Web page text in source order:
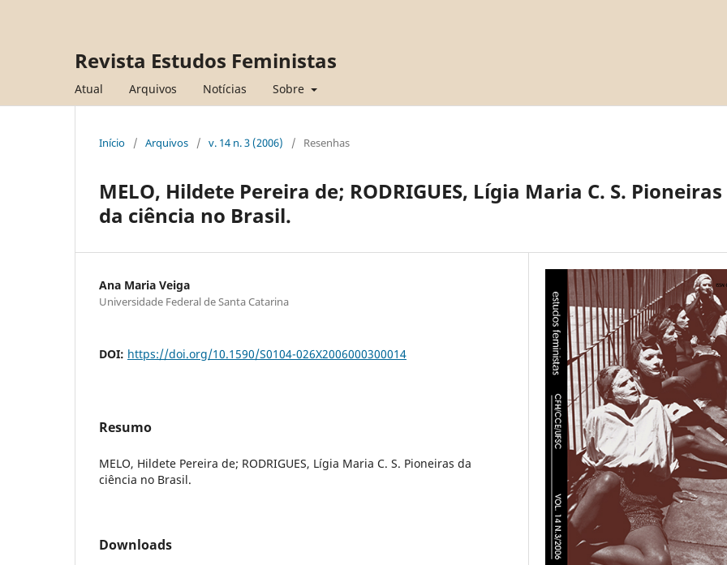
Revista Estudos Feministas
Atual Arquivos Notícias Sobre
Início / Arquivos / v. 14 n. 3 (2006) / Resenhas
MELO, Hildete Pereira de; RODRIGUES, Lígia Maria C. S. Pioneiras
da ciência no Brasil.
Ana Maria Veiga
Universidade Federal de Santa Catarina
DOI: https://doi.org/10.1590/S0104-026X2006000300014
Resumo
MELO, Hildete Pereira de; RODRIGUES, Lígia Maria C. S. Pioneiras da
ciência no Brasil.
Downloads